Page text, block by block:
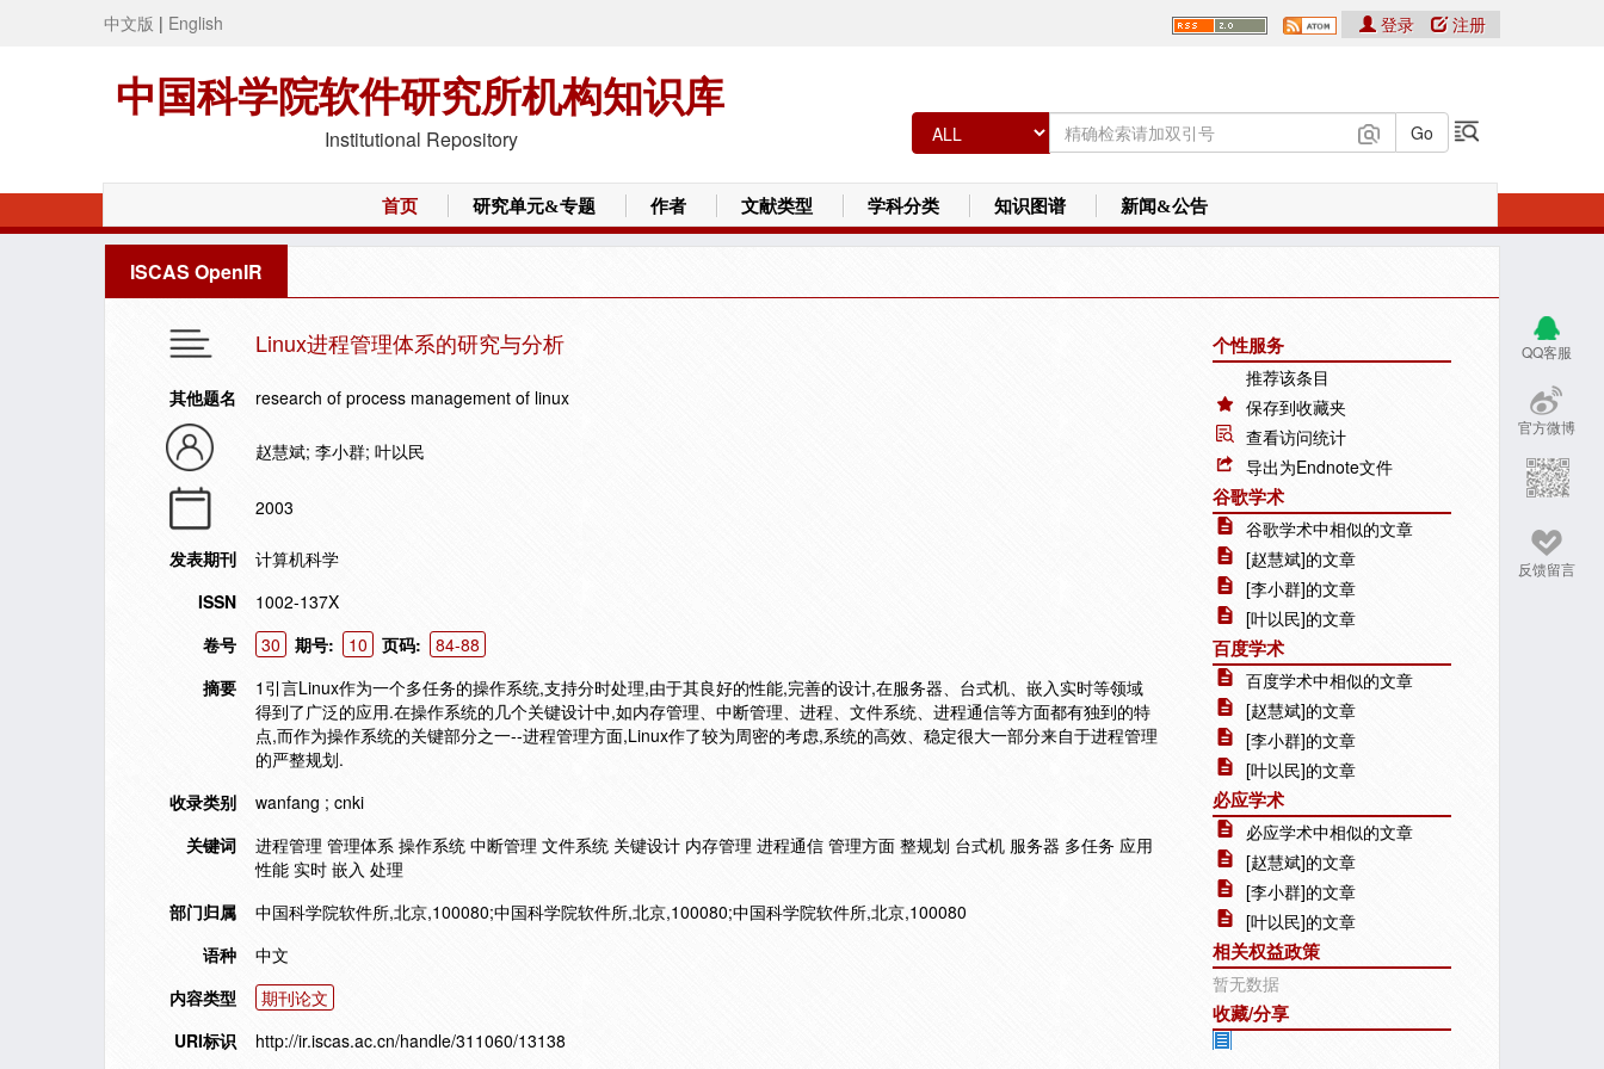
中文版 | English
中国科学院软件研究所机构知识库
Institutional Repository
登录 注册
首页 研究单元&专题 作者 文献类型 学科分类 知识图谱 新闻&公告
ISCAS OpenIR
QQ客服
官方微博
反馈留言
Linux进程管理体系的研究与分析
其他题名 research of process management of linux
赵慧斌; 李小群; 叶以民
2003
发表期刊
计算机科学
ISSN
1002-137X
卷号
30 期号: 10 页码:
84-88
摘要
1引言Linux作为一个多任务的操作系统,支持分时处理,由于其良好的性能,完善的设计,在服务器、台式机、嵌入实时等领域
得到了广泛的应用.在操作系统的几个关键设计中,如内存管理、中断管理、进程、文件系统、进程通信等方面都有独到的特
点,而作为操作系统的关键部分之一--进程管理方面,Linux作了较为周密的考虑,系统的高效、稳定很大一部分来自于进程管理
的严整规划.
收录类别
wanfang ; cnki
关键词
进程管理 管理体系 操作系统 中断管理 文件系统 关键设计 内存管理 进程通信 管理方面 整规划 台式机 服务器 多任务 应用
性能 实时 嵌入 处理
部门归属
中国科学院软件所,北京,100080;中国科学院软件所,北京,100080;中国科学院软件所,北京,100080
语种
中文
内容类型
期刊论文
URI标识
http://ir.iscas.ac.cn/handle/311060/13138
个性服务
推荐该条目
保存到收藏夹
查看访问统计
导出为Endnote文件
谷歌学术
谷歌学术中相似的文章
[赵慧斌]的文章
[李小群]的文章
[叶以民]的文章
百度学术
百度学术中相似的文章
[赵慧斌]的文章
[李小群]的文章
[叶以民]的文章
必应学术
必应学术中相似的文章
[赵慧斌]的文章
[李小群]的文章
[叶以民]的文章
相关权益政策
暂无数据
收藏/分享